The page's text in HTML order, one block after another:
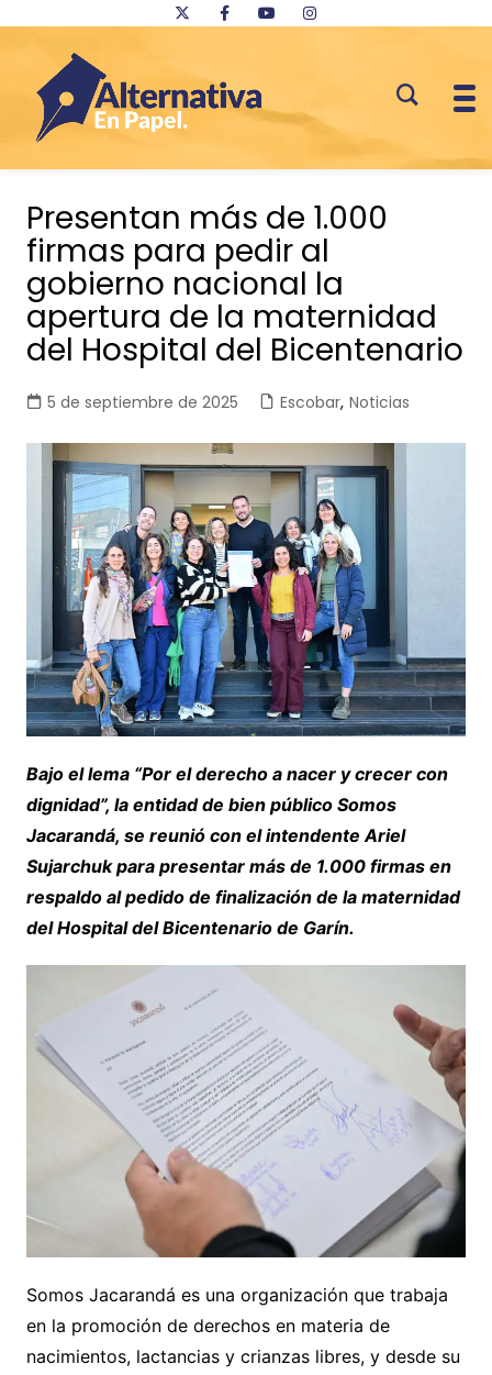
contenido
Presentan más de 1.000
firmas para pedir al
gobierno nacional la
apertura de la maternidad
del Hospital del Bicentenario
5 de septiembre de 2025 Escobar, Noticias
Bajo el lema “Por el derecho a nacer y crecer con
dignidad”, la entidad de bien público Somos
Jacarandá, se reunió con el intendente Ariel
Sujarchuk para presentar más de 1.000 firmas en
respaldo al pedido de finalización de la maternidad
del Hospital del Bicentenario de Garín.
Somos Jacarandá es una organización que trabaja
en la promoción de derechos en materia de
nacimientos, lactancias y crianzas libres, y desde su